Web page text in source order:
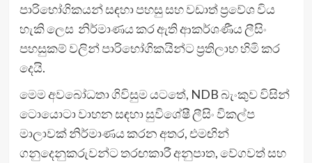
පාරිභෝගිකයන් සඳහා පහසු සහ වඩාත් ප‍්‍රවේශ විය
හැකි ලෙස නිර්මාණය කර ඇති ආකර්ශණීය ලීසිං
පහසුකම් වලින් පාරිභෝගිකයින්ට ප‍්‍රතිලාභ හිමි කර
දෙයි.
මෙම අවබෝධතා ගිවිසුම යටතේ, NDB බැංකුව විසින්
ටොයොටා වාහන සඳහා සුවිශේෂී ලීසිං විකල්ප
මාලාවක් නිර්මාණය කරන අතර, එමඟින්
ගනුදෙනුකරුවන්ට තරඟකාරී අනුපාත, වේගවත් සහ